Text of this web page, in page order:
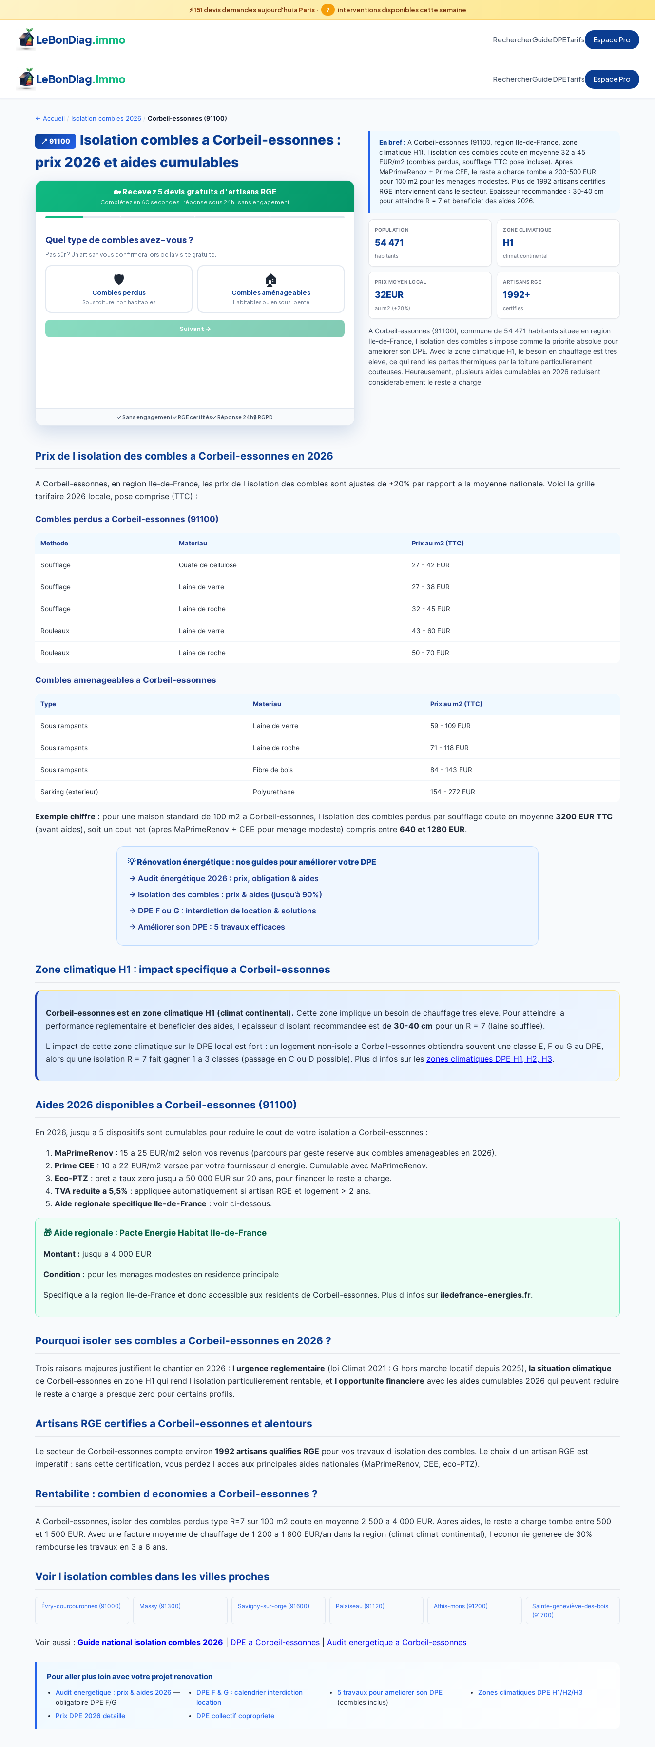
⚡151 devis demandes aujourd'hui a Paris· 7 interventions disponibles cette semaine
LeBonDiag.immo RechercherGuide DPETarifs Espace Pro
LeBonDiag.immo RechercherGuide DPETarifs Espace Pro
← Accueil / Isolation combles 2026 / Corbeil-essonnes (91100)
📍 91100
Isolation combles a Corbeil-essonnes :
prix 2026 et aides cumulables
🏡 Recevez 5 devis gratuits d'artisans RGE
Complétez en 60 secondes · réponse sous 24h · sans engagement
Quel type de combles avez-vous ?
Pas sûr ? Un artisan vous confirmera lors de la visite gratuite.
🛡
Combles perdus
Sous toiture, non habitables
🏠
Combles aménageables
Habitables ou en sous-pente
Suivant →
✓ Sans engagement✓ RGE certifiés✓ Réponse 24h🔒 RGPD
En bref : A Corbeil-essonnes (91100, region Ile-de-France, zone
climatique H1), l isolation des combles coute en moyenne 32 a 45
EUR/m2 (combles perdus, soufflage TTC pose incluse). Apres
MaPrimeRenov + Prime CEE, le reste a charge tombe a 200-500 EUR
pour 100 m2 pour les menages modestes. Plus de 1992 artisans certifies
RGE interviennent dans le secteur. Epaisseur recommandee : 30-40 cm
pour atteindre R = 7 et beneficier des aides 2026.
POPULATION
54 471
habitants
ZONE CLIMATIQUE
H1
climat continental
PRIX MOYEN LOCAL
32EUR
au m2 (+20%)
ARTISANS RGE
1992+
certifies
A Corbeil-essonnes (91100), commune de 54 471 habitants situee en region
Ile-de-France, l isolation des combles s impose comme la priorite absolue pour
ameliorer son DPE. Avec la zone climatique H1, le besoin en chauffage est tres
eleve, ce qui rend les pertes thermiques par la toiture particulierement
couteuses. Heureusement, plusieurs aides cumulables en 2026 reduisent
considerablement le reste a charge.
Prix de l isolation des combles a Corbeil-essonnes en 2026
A Corbeil-essonnes, en region Ile-de-France, les prix de l isolation des combles sont ajustes de +20% par rapport a la moyenne nationale. Voici la grille
tarifaire 2026 locale, pose comprise (TTC) :
Combles perdus a Corbeil-essonnes (91100)
Methode Materiau Prix au m2 (TTC)
Soufflage Ouate de cellulose 27 - 42 EUR
Soufflage Laine de verre 27 - 38 EUR
Soufflage Laine de roche 32 - 45 EUR
Rouleaux Laine de verre 43 - 60 EUR
Rouleaux Laine de roche 50 - 70 EUR
Combles amenageables a Corbeil-essonnes
Type Materiau Prix au m2 (TTC)
Sous rampants Laine de verre 59 - 109 EUR
Sous rampants Laine de roche 71 - 118 EUR
Sous rampants Fibre de bois 84 - 143 EUR
Sarking (exterieur) Polyurethane 154 - 272 EUR
Exemple chiffre : pour une maison standard de 100 m2 a Corbeil-essonnes, l isolation des combles perdus par soufflage coute en moyenne 3200 EUR TTC
(avant aides), soit un cout net (apres MaPrimeRenov + CEE pour menage modeste) compris entre 640 et 1280 EUR.
💡 Rénovation énergétique : nos guides pour améliorer votre DPE
→ Audit énergétique 2026 : prix, obligation & aides
→ Isolation des combles : prix & aides (jusqu’à 90%)
→ DPE F ou G : interdiction de location & solutions
→ Améliorer son DPE : 5 travaux efficaces
Zone climatique H1 : impact specifique a Corbeil-essonnes
Corbeil-essonnes est en zone climatique H1 (climat continental). Cette zone implique un besoin de chauffage tres eleve. Pour atteindre la
performance reglementaire et beneficier des aides, l epaisseur d isolant recommandee est de 30-40 cm pour un R = 7 (laine soufflee).
L impact de cette zone climatique sur le DPE local est fort : un logement non-isole a Corbeil-essonnes obtiendra souvent une classe E, F ou G au DPE,
alors qu une isolation R = 7 fait gagner 1 a 3 classes (passage en C ou D possible). Plus d infos sur les zones climatiques DPE H1, H2, H3.
Aides 2026 disponibles a Corbeil-essonnes (91100)
En 2026, jusqu a 5 dispositifs sont cumulables pour reduire le cout de votre isolation a Corbeil-essonnes :
MaPrimeRenov : 15 a 25 EUR/m2 selon vos revenus (parcours par geste reserve aux combles amenageables en 2026).
Prime CEE : 10 a 22 EUR/m2 versee par votre fournisseur d energie. Cumulable avec MaPrimeRenov.
Eco-PTZ : pret a taux zero jusqu a 50 000 EUR sur 20 ans, pour financer le reste a charge.
TVA reduite a 5,5% : appliquee automatiquement si artisan RGE et logement > 2 ans.
Aide regionale specifique Ile-de-France : voir ci-dessous.
🎁 Aide regionale : Pacte Energie Habitat Ile-de-France
Montant : jusqu a 4 000 EUR
Condition : pour les menages modestes en residence principale
Specifique a la region Ile-de-France et donc accessible aux residents de Corbeil-essonnes. Plus d infos sur iledefrance-energies.fr.
Pourquoi isoler ses combles a Corbeil-essonnes en 2026 ?
Trois raisons majeures justifient le chantier en 2026 : l urgence reglementaire (loi Climat 2021 : G hors marche locatif depuis 2025), la situation climatique
de Corbeil-essonnes en zone H1 qui rend l isolation particulierement rentable, et l opportunite financiere avec les aides cumulables 2026 qui peuvent reduire
le reste a charge a presque zero pour certains profils.
Artisans RGE certifies a Corbeil-essonnes et alentours
Le secteur de Corbeil-essonnes compte environ 1992 artisans qualifies RGE pour vos travaux d isolation des combles. Le choix d un artisan RGE est
imperatif : sans cette certification, vous perdez l acces aux principales aides nationales (MaPrimeRenov, CEE, eco-PTZ).
Rentabilite : combien d economies a Corbeil-essonnes ?
A Corbeil-essonnes, isoler des combles perdus type R=7 sur 100 m2 coute en moyenne 2 500 a 4 000 EUR. Apres aides, le reste a charge tombe entre 500
et 1 500 EUR. Avec une facture moyenne de chauffage de 1 200 a 1 800 EUR/an dans la region (climat climat continental), l economie generee de 30%
rembourse les travaux en 3 a 6 ans.
Voir l isolation combles dans les villes proches
Évry-courcouronnes (91000) Massy (91300) Savigny-sur-orge (91600) Palaiseau (91120) Athis-mons (91200)
Sainte-geneviève-des-bois
(91700)
Voir aussi : Guide national isolation combles 2026 DPE a Corbeil-essonnes Audit energetique a Corbeil-essonnes
Pour aller plus loin avec votre projet renovation
Audit energetique : prix & aides 2026 —
obligatoire DPE F/G
DPE F & G : calendrier interdiction
location
5 travaux pour ameliorer son DPE
(combles inclus)
Zones climatiques DPE H1/H2/H3
Prix DPE 2026 detaille DPE collectif copropriete